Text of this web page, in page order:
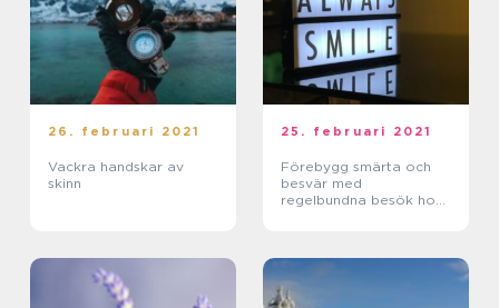
26. februari 2021
Vackra handskar av
skinn
25. februari 2021
Förebygg smärta och
besvär med
regelbundna besök hos